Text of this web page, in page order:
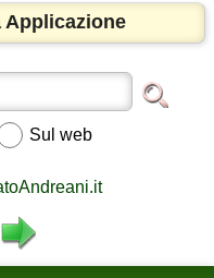
Applicazione
Sul web